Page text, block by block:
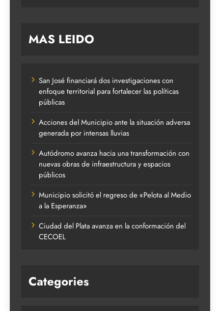
MAS LEIDO
San José financiará dos investigaciones con
enfoque territorial para fortalecer las políticas
públicas
Acciones del Municipio ante la situación adversa
generada por intensas lluvias
Autódromo avanza hacia una transformación con
nuevas obras de infraestructura y espacios
públicos
Municipio solicitó el regreso de «Pelota al Medio
a la Esperanza»
Ciudad del Plata avanza en la conformación del
CECOEL
Categories